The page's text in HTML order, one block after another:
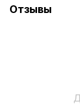
Отзывы